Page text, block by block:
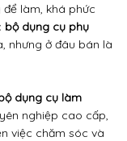
làm, khá phức
bộ dụng cụ phụ
nhưng ở đâu bán là
dụng cụ làm
nghiệp cao cấp,
việc chăm sóc và